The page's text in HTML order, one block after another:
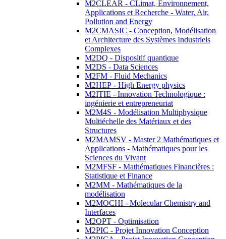
M2CLEAR - CLimat, Environnement,
Applications et Recherche - Water, Air,
Pollution and Energy
M2CMASIC - Conception, Modélisation
et Architecture des Systèmes Industriels
Complexes
M2DQ - Dispositif quantique
M2DS - Data Sciences
M2FM - Fluid Mechanics
M2HEP - High Energy physics
M2ITIE - Innovation Technologique :
ingénierie et entrepreneuriat
M2M4S - Modélisation Multiphysique
Multiéchelle des Matériaux et des
Structures
M2MAMSV - Master 2 Mathématiques et
Applications - Mathématiques pour les
Sciences du Vivant
M2MFSF - Mathématiques Financières :
Statistique et Finance
M2MM - Mathématiques de la
modélisation
M2MOCHI - Molecular Chemistry and
Interfaces
M2OPT - Optimisation
M2PIC - Projet Innovation Conception